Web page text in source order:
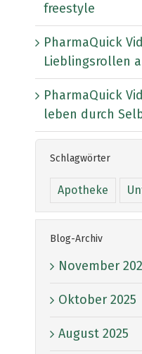
freestyle
PharmaQuick
Lieblingsrollen
PharmaQuick
leben durch
Schlagwörter
Apotheke
Blog-Archiv
November
Oktober 2025
August 2025